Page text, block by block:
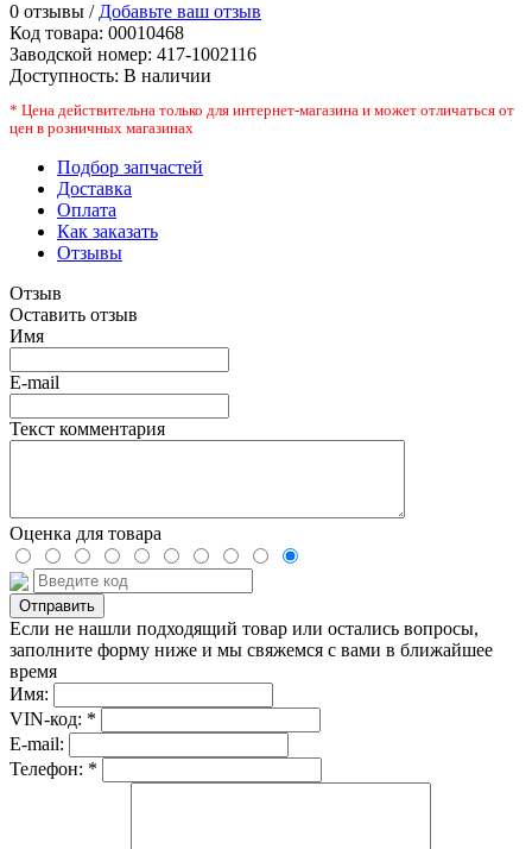
0 отзывы / Добавьте ваш отзыв
Код товара: 00010468
Заводской номер: 417-1002116
Доступность: В наличии
* Цена действительна только для интернет-магазина и может отличаться от
цен в розничных магазинах
Подбор запчастей
Доставка
Оплата
Как заказать
Отзывы
Отзыв
Оставить отзыв
Имя
E-mail
Текст комментария
Оценка для товара
Если не нашли подходящий товар или остались вопросы,
заполните форму ниже и мы свяжемся с вами в ближайшее
время
Имя:
VIN-код: *
E-mail:
Телефон: *